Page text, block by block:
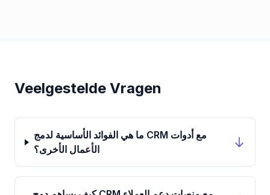
Veelgestelde Vragen
ما هي الفوائد الأساسية لدمج CRM مع أدوات
الأعمال الأخرى؟